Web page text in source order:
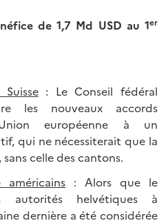
de 1,7 Md USD au 1er
: Le Conseil fédéral
les nouveaux accords
européenne à un
qui ne nécessiterait que la
celle des cantons.
: Alors que le
autorités helvétiques à
dernière a été considérée